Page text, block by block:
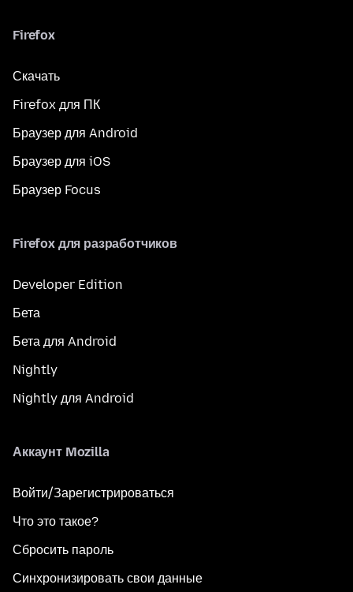
Firefox
Скачать
Firefox для ПК
Браузер для Android
Браузер для iOS
Браузер Focus
Firefox для разработчиков
Developer Edition
Бета
Бета для Android
Nightly
Nightly для Android
Аккаунт Mozilla
Войти/Зарегистрироваться
Что это такое?
Сбросить пароль
Синхронизировать свои данные